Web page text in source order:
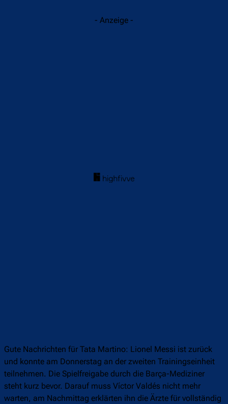
- Anzeige -
Gute Nachrichten für Tata Martino: Lionel Messi ist zurück
und konnte am Donnerstag an der zweiten Trainingseinheit
teilnehmen. Die Spielfreigabe durch die Barça-Mediziner
steht kurz bevor. Darauf muss Víctor Valdés nicht mehr
warten, am Nachmittag erklärten ihn die Ärzte für vollständig